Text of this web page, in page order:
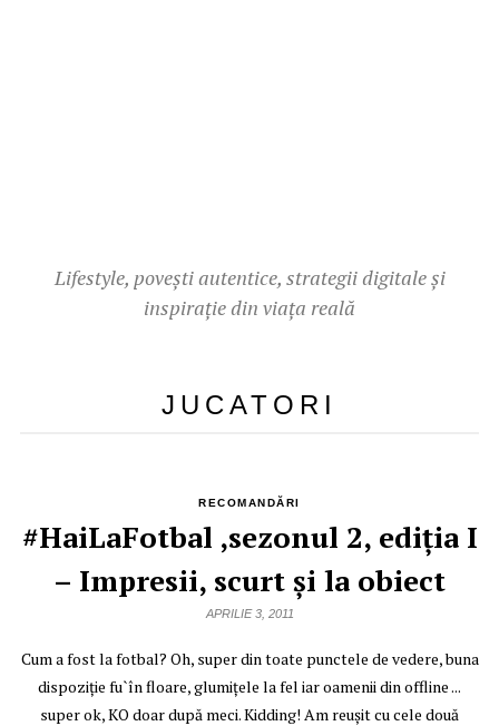
Lifestyle, povești autentice, strategii digitale și
inspirație din viața reală
JUCATORI
RECOMANDĂRI
#HaiLaFotbal ,sezonul 2, ediţia I
– Impresii, scurt şi la obiect
APRILIE 3, 2011
Cum a fost la fotbal? Oh, super din toate punctele de vedere, buna
dispoziţie fu`în floare, glumiţele la fel iar oamenii din offline ...
super ok, KO doar după meci. Kidding! Am reuşit cu cele două